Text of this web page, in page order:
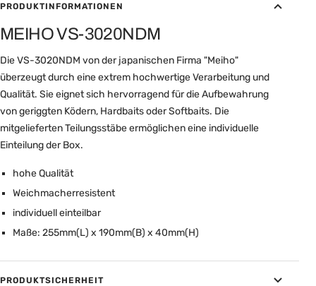
PRODUKTINFORMATIONEN
MEIHO VS-3020NDM
Die VS-3020NDM von der japanischen Firma "Meiho"
überzeugt durch eine extrem hochwertige Verarbeitung und
Qualität. Sie eignet sich hervorragend für die Aufbewahrung
von geriggten Ködern, Hardbaits oder Softbaits. Die
mitgelieferten Teilungsstäbe ermöglichen eine individuelle
Einteilung der Box.
hohe Qualität
Weichmacherresistent
individuell einteilbar
Maße: 255mm(L) x 190mm(B) x 40mm(H)
PRODUKTSICHERHEIT